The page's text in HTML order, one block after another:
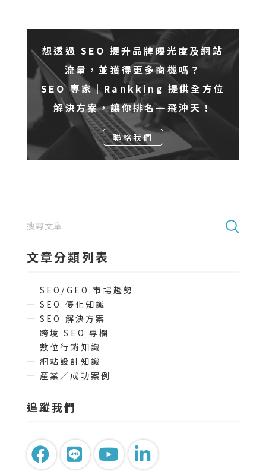
想透過 SEO 提升品牌曝光度及網站
流量，並獲得更多商機嗎？
SEO 專家｜Rankking 提供全方位
解決方案，讓你排名一飛沖天！
聯絡我們
文章分類列表
SEO/GEO 市場趨勢
SEO 優化知識
SEO 解決方案
跨境 SEO 專欄
數位行銷知識
網站設計知識
產業／成功案例
追蹤我們